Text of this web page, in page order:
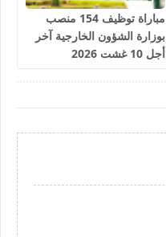
مباراة توظيف 154 منصب
بوزارة الشؤون الخارجية آخر
أجل 10 غشت 2026